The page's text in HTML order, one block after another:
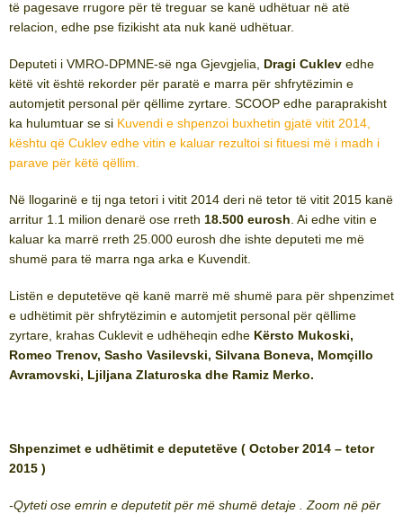
të pagesave rrugore për të treguar se kanë udhëtuar në atë
relacion, edhe pse fizikisht ata nuk kanë udhëtuar.
Deputeti i VMRO-DPMNE-së nga Gjevgjelia, Dragi Cuklev edhe
këtë vit është rekorder për paratë e marra për shfrytëzimin e
automjetit personal për qëllime zyrtare. SCOOP edhe paraprakisht
ka hulumtuar se si Kuvendi e shpenzoi buxhetin gjatë vitit 2014,
kështu që Cuklev edhe vitin e kaluar rezultoi si fituesi më i madh i
parave për këtë qëllim.
Në llogarinë e tij nga tetori i vitit 2014 deri në tetor të vitit 2015 kanë
arritur 1.1 milion denarë ose rreth 18.500 eurosh . Ai edhe vitin e
kaluar ka marrë rreth 25.000 eurosh dhe ishte deputeti me më
shumë para të marra nga arka e Kuvendit.
Listën e deputetëve që kanë marrë më shumë para për shpenzimet
e udhëtimit për shfrytëzimin e automjetit personal për qëllime
zyrtare, krahas Cuklevit e udhëheqin edhe Kërsto Mukoski,
Romeo Trenov, Sasho Vasilevski, Silvana Boneva, Momçillo
Avramovski, Ljiljana Zlaturoska dhe Ramiz Merko.
Shpenzimet e udhëtimit e deputetëve ( October 2014 – tetor
2015 )
-Qyteti ose emrin e deputetit për më shumë detaje . Zoom në për